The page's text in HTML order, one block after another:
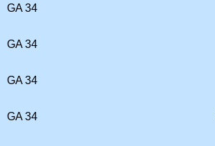
GA 34
GA 34
GA 34
GA 34